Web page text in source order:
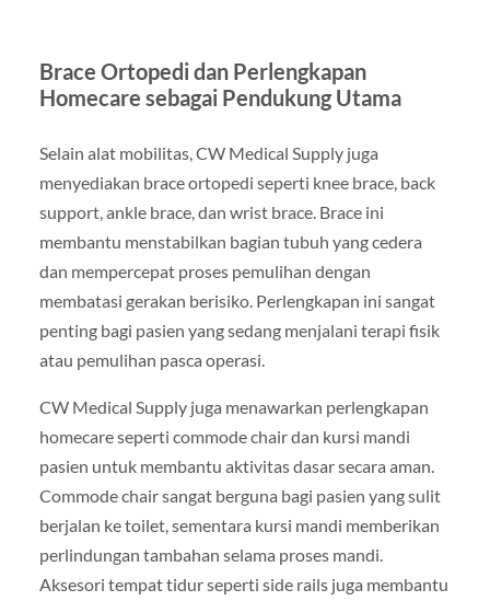
Brace Ortopedi dan Perlengkapan
Homecare sebagai Pendukung Utama
Selain alat mobilitas, CW Medical Supply juga
menyediakan brace ortopedi seperti knee brace, back
support, ankle brace, dan wrist brace. Brace ini
membantu menstabilkan bagian tubuh yang cedera
dan mempercepat proses pemulihan dengan
membatasi gerakan berisiko. Perlengkapan ini sangat
penting bagi pasien yang sedang menjalani terapi fisik
atau pemulihan pasca operasi.
CW Medical Supply juga menawarkan perlengkapan
homecare seperti commode chair dan kursi mandi
pasien untuk membantu aktivitas dasar secara aman.
Commode chair sangat berguna bagi pasien yang sulit
berjalan ke toilet, sementara kursi mandi memberikan
perlindungan tambahan selama proses mandi.
Aksesori tempat tidur seperti side rails juga membantu